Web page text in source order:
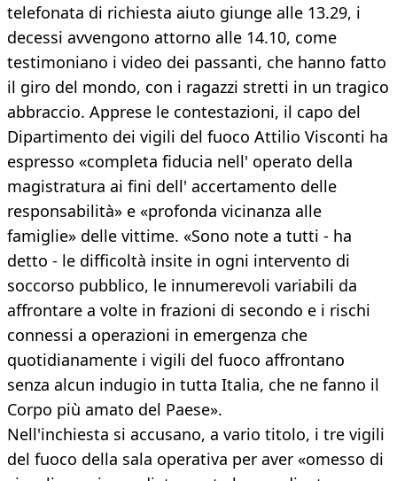
telefonata di richiesta aiuto giunge alle 13.29, i
decessi avvengono attorno alle 14.10, come
testimoniano i video dei passanti, che hanno fatto
il giro del mondo, con i ragazzi stretti in un tragico
abbraccio. Apprese le contestazioni, il capo del
Dipartimento dei vigili del fuoco Attilio Visconti ha
espresso «completa fiducia nell' operato della
magistratura ai fini dell' accertamento delle
responsabilità» e «profonda vicinanza alle
famiglie» delle vittime. «Sono note a tutti - ha
detto - le difficoltà insite in ogni intervento di
soccorso pubblico, le innumerevoli variabili da
affrontare a volte in frazioni di secondo e i rischi
connessi a operazioni in emergenza che
quotidianamente i vigili del fuoco affrontano
senza alcun indugio in tutta Italia, che ne fanno il
Corpo più amato del Paese».
Nell'inchiesta si accusano, a vario titolo, i tre vigili
del fuoco della sala operativa per aver «omesso di